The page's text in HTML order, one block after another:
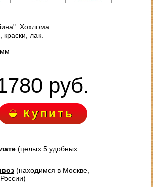
Хохлома.
лак.
руб.
Купить
(целых 5 удобных
(находимся в Москве,